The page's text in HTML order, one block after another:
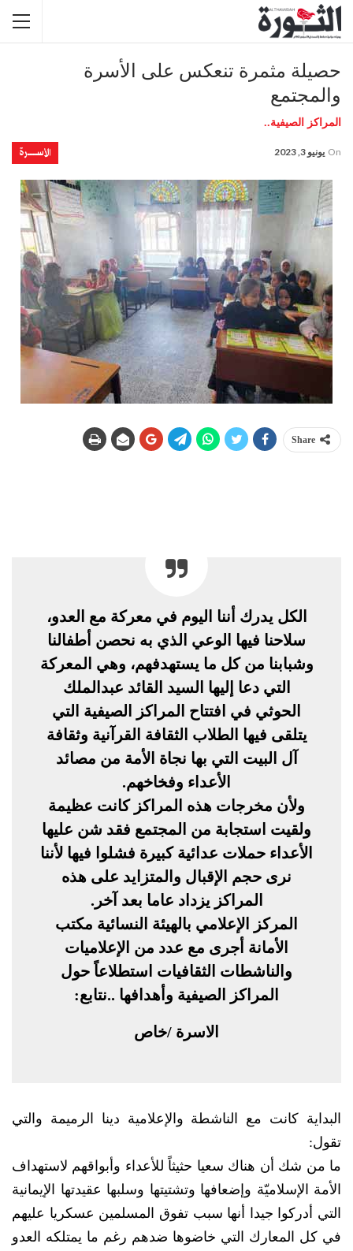
حصيلة مثمرة تنعكس على الأسرة
والمجتمع
المراكز الصيفية..
الأســــــرة On يونيو 3, 2023
Share
الكل يدرك أننا اليوم في معركة مع العدو،
سلاحنا فيها الوعي الذي به نحصن أطفالنا
وشبابنا من كل ما يستهدفهم، وهي المعركة
التي دعا إليها السيد القائد عبدالملك
الحوثي في افتتاح المراكز الصيفية التي
يتلقى فيها الطلاب الثقافة القرآنية وثقافة
آل البيت التي بها نجاة الأمة من مصائد
الأعداء وفخاخهم.
ولأن مخرجات هذه المراكز كانت عظيمة
ولقيت استجابة من المجتمع فقد شن عليها
الأعداء حملات عدائية كبيرة فشلوا فيها لأننا
نرى حجم الإقبال والمتزايد على هذه
المراكز يزداد عاما بعد آخر.
المركز الإعلامي بالهيئة النسائية مكتب
الأمانة أجرى مع عدد من الإعلاميات
والناشطات الثقافيات استطلاعاً حول
المراكز الصيفية وأهدافها ..نتابع:
الاسرة /خاص
البداية كانت مع الناشطة والإعلامية دينا الرميمة والتي
تقول:
ما من شك أن هناك سعيا حثيثاً للأعداء وأبواقهم لاستهداف
الأمة الإسلاميّة وإضعافها وتشتيتها وسلبها عقيدتها الإيمانية
التي أدركوا جيدا أنها سبب تفوق المسلمين عسكريا عليهم
في كل المعارك التي خاضوها ضدهم رغم ما يمتلكه العدو